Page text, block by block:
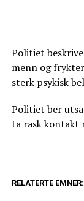
Politiet
menn og
sterk psykisk
Politiet ber
ta rask kontakt
RELATERTE EMNER: